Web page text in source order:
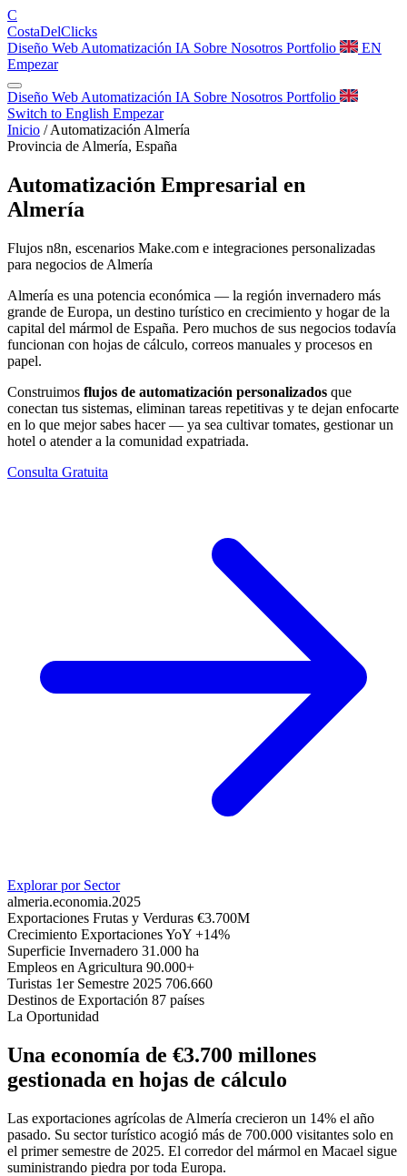
C
CostaDelClicks
Diseño Web Automatización IA Sobre Nosotros Portfolio
EN
Empezar
Diseño Web Automatización IA Sobre Nosotros Portfolio
Switch to English Empezar
Inicio / Automatización Almería
Provincia de Almería, España
Automatización Empresarial en
Almería
Flujos n8n, escenarios Make.com e integraciones personalizadas
para negocios de Almería
Almería es una potencia económica — la región invernadero más
grande de Europa, un destino turístico en crecimiento y hogar de la
capital del mármol de España. Pero muchos de sus negocios todavía
funcionan con hojas de cálculo, correos manuales y procesos en
papel.
Construimos flujos de automatización personalizados que
conectan tus sistemas, eliminan tareas repetitivas y te dejan enfocarte
en lo que mejor sabes hacer — ya sea cultivar tomates, gestionar un
hotel o atender a la comunidad expatriada.
Consulta Gratuita
Explorar por Sector
almeria.economia.2025
Exportaciones Frutas y Verduras €3.700M
Crecimiento Exportaciones YoY +14%
Superficie Invernadero 31.000 ha
Empleos en Agricultura 90.000+
Turistas 1er Semestre 2025 706.660
Destinos de Exportación 87 países
La Oportunidad
Una economía de €3.700 millones
gestionada en hojas de cálculo
Las exportaciones agrícolas de Almería crecieron un 14% el año
pasado. Su sector turístico acogió más de 700.000 visitantes solo en
el primer semestre de 2025. El corredor del mármol en Macael sigue
suministrando piedra por toda Europa.